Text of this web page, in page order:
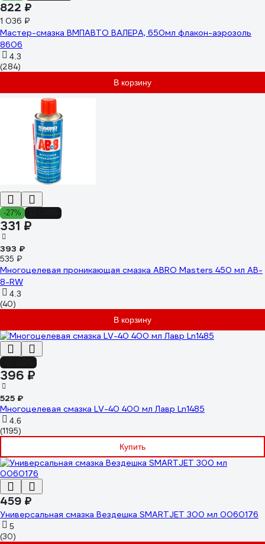
822 ₽
1 036 ₽
Мастер-смазка ВМПАВТО ВАЛЕРА, 650мл флакон-аэрозоль
8606
4.3
(284)
В корзину
-27%
331 ₽
393 ₽
535 ₽
Многоцелевая проникающая смазка ABRO Masters 450 мл AB-
8-RW
4.3
(40)
В корзину
396 ₽
525 ₽
Многоцелевая смазка LV-40 400 мл Лавр Ln1485
4.6
(1195)
Купить
459 ₽
Универсальная смазка Вездешка SMARTJET 300 мл 0060176
5
(30)